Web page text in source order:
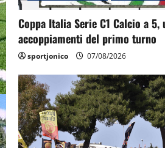
Coppa Italia Serie C1 Calcio a
accoppiamenti del primo turno
sportjonico 07/08/2026